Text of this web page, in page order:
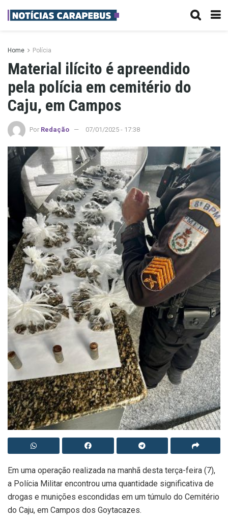
Home Polícia
Material ilícito é apreendido
pela polícia em cemitério do
Caju, em Campos
Por Redação 07/01/2025 - 17:38
Em uma operação realizada na manhã desta terça-feira (7),
a Polícia Militar encontrou uma quantidade significativa de
drogas e munições escondidas em um túmulo do Cemitério
do Caju, em Campos dos Goytacazes.